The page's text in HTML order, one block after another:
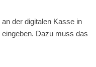
der digitalen Kasse in
eingeben. Dazu muss das